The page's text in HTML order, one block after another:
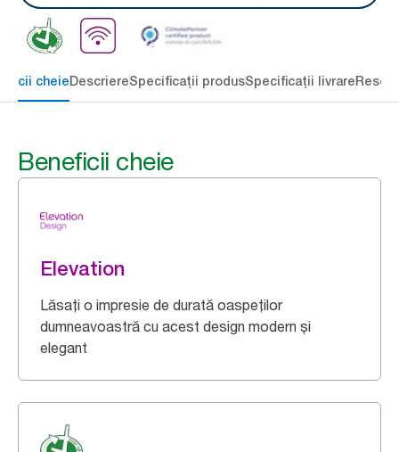
cheieDescriereSpecificații produsSpecificații livrare
Beneficii cheie
Elevation
Lăsați o impresie de durată oaspeților
dumneavoastră cu acest design modern și
elegant